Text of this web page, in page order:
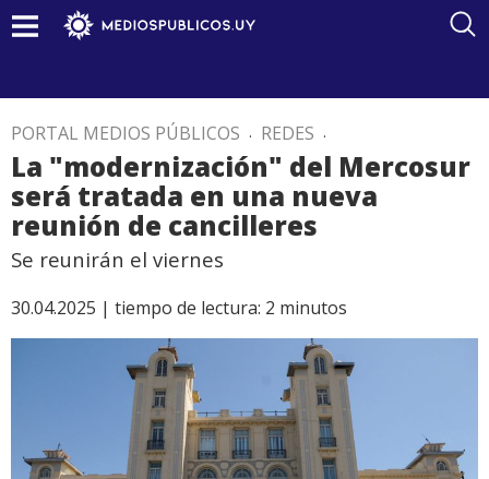
PORTAL MEDIOS PÚBLICOS . REDES .
La "modernización" del Mercosur
será tratada en una nueva
reunión de cancilleres
Se reunirán el viernes
30.04.2025 | tiempo de lectura: 2 minutos